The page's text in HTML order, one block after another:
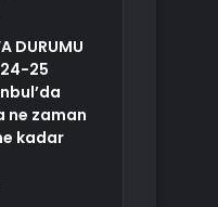
DURUMU
25
ne zaman
kadar